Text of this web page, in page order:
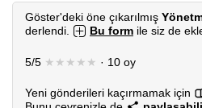
Göster'deki öne çıkarılmış
derlendi.
Bu form ile siz de
5/5 ★★★★★ · 10 oy
Yeni gönderileri kaçırmamak için